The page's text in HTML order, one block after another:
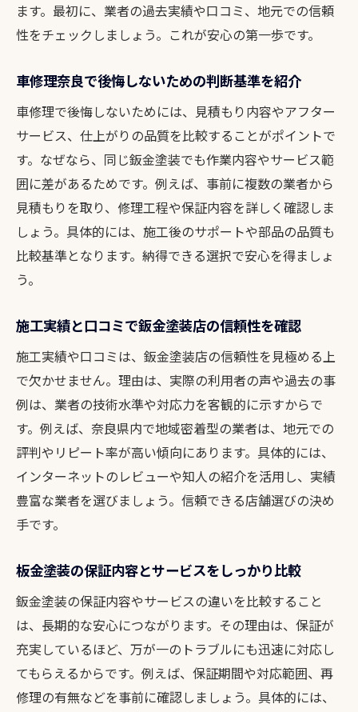
ます。最初に、業者の過去実績や口コミ、地元での信頼
性をチェックしましょう。これが安心の第一歩です。
車修理奈良で後悔しないための判断基準を紹介
車修理で後悔しないためには、見積もり内容やアフター
サービス、仕上がりの品質を比較することがポイントで
す。なぜなら、同じ鈑金塗装でも作業内容やサービス範
囲に差があるためです。例えば、事前に複数の業者から
見積もりを取り、修理工程や保証内容を詳しく確認しま
しょう。具体的には、施工後のサポートや部品の品質も
比較基準となります。納得できる選択で安心を得ましょ
う。
施工実績と口コミで鈑金塗装店の信頼性を確認
施工実績や口コミは、鈑金塗装店の信頼性を見極める上
で欠かせません。理由は、実際の利用者の声や過去の事
例は、業者の技術水準や対応力を客観的に示すからで
す。例えば、奈良県内で地域密着型の業者は、地元での
評判やリピート率が高い傾向にあります。具体的には、
インターネットのレビューや知人の紹介を活用し、実績
豊富な業者を選びましょう。信頼できる店舗選びの決め
手です。
板金塗装の保証内容とサービスをしっかり比較
鈑金塗装の保証内容やサービスの違いを比較すること
は、長期的な安心につながります。その理由は、保証が
充実しているほど、万が一のトラブルにも迅速に対応し
てもらえるからです。例えば、保証期間や対応範囲、再
修理の有無などを事前に確認しましょう。具体的には、